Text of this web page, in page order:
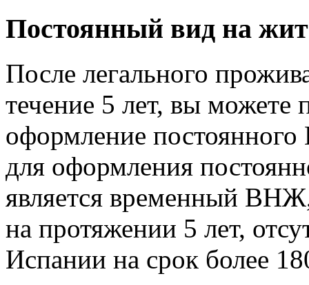
Постоянный вид на
После легального
течение 5 лет, вы можете
оформление
для оформления
является временный
на протяжении 5 лет,
Испании на срок более